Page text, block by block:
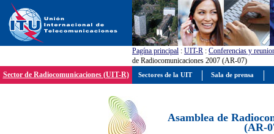
Pagína principal : UIT-R : Conferencias y
de Radiocomunicaciones 2007 (AR-07)
Sector de Radiocomunicaciones (UIT-R)
Asamblea de
(AR-
Sectores de la UIT Sala de prensa